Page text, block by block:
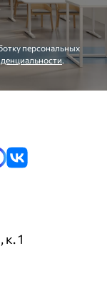
персональных
.
1